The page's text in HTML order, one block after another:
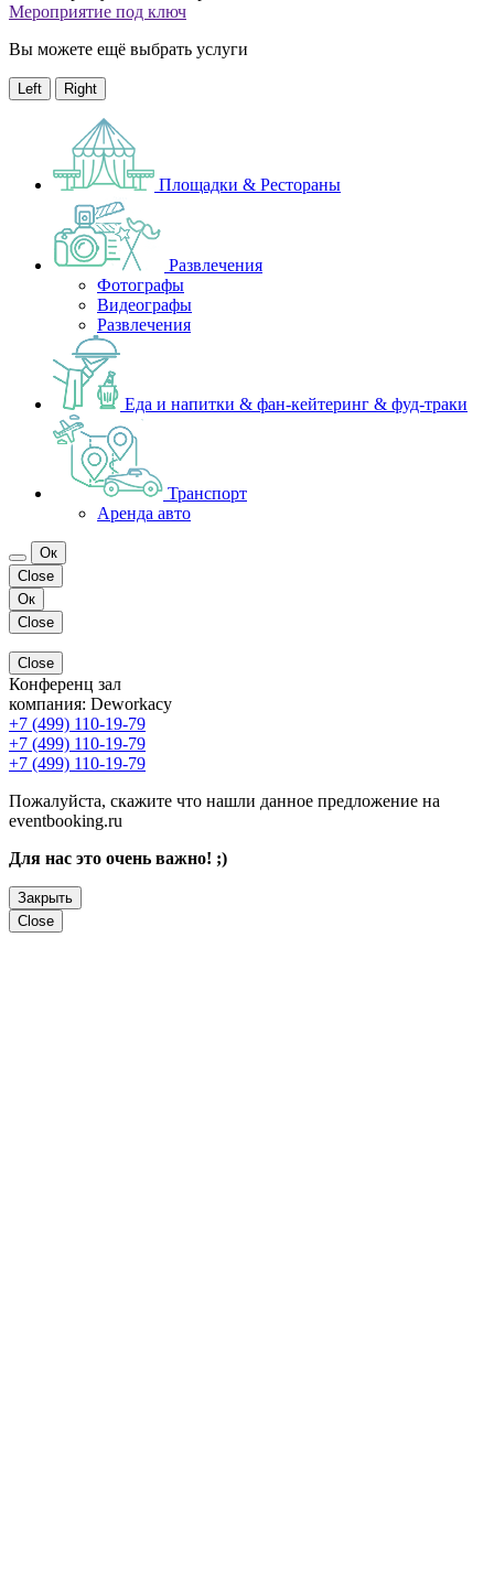
Мероприятие под ключ
Вы можете ещё выбрать услуги
Left Right
Площадки & Рестораны
Развлечения
Фотографы
Видеографы
Развлечения
Еда и напитки & фан-кейтеринг & фуд-траки
Транспорт
Аренда авто
Ок
Close
Ок
Close
Close
Конференц зал
компания: Deworkacy
+7 (499) 110-19-79
+7 (499) 110-19-79
+7 (499) 110-19-79
Пожалуйста, скажите что нашли данное предложение на
eventbooking.ru
Для нас это очень важно! ;)
Закрыть
Close